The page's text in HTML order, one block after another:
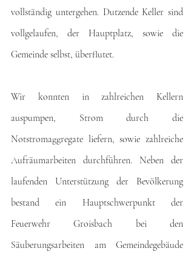
vollständig untergehen. Dutzende Keller sind
vollgelaufen, der Hauptplatz, sowie die
Gemeinde selbst, überflutet.
Wir konnten in zahlreichen Kellern
auspumpen, Strom durch die
Notstromaggregate liefern, sowie zahlreiche
Aufräumarbeiten durchführen. Neben der
laufenden Unterstützung der Bevölkerung
bestand ein Hauptschwerpunkt der
Feuerwehr Groisbach bei den
Säuberungsarbeiten am Gemeindegebäude